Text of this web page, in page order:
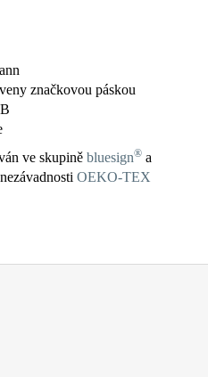
značkovou páskou
ve skupině bluesign® a
OEKO-TEX